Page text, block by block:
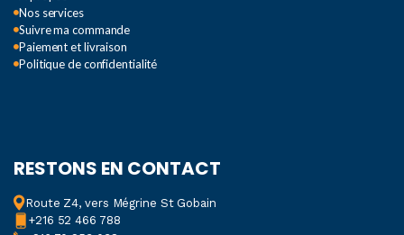
Nos services
Suivre ma commande
Paiement et livraison
Politique de confidentialité
RESTONS EN CONTACT
Route Z4, vers Mégrine St Gobain
+216 52 466 788